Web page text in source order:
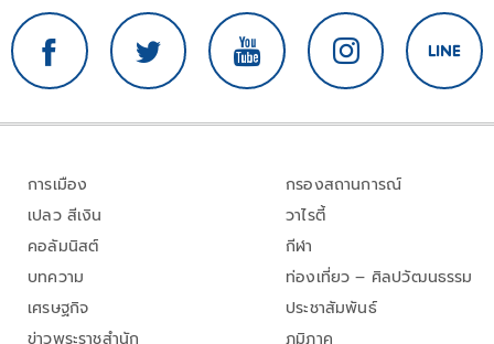
การเมือง
เปลว สีเงิน
คอลัมนิสต์
บทความ
เศรษฐกิจ
ข่าวพระราชสำนัก
กรองสถานการณ์
วาไรตี้
กีฬา
ท่องเที่ยว – ศิลปวัฒนธรรม
ประชาสัมพันธ์
ภูมิภาค